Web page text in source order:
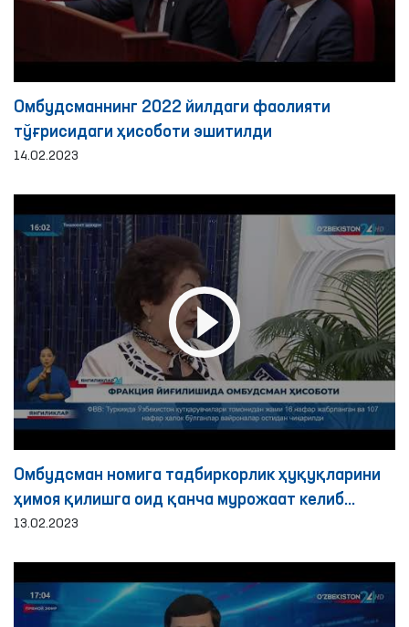
Омбудсманнинг 2022 йилдаги фаолияти
тўғрисидаги ҳисоботи эшитилди
14.02.2023
Омбудсман номига тадбиркорлик ҳуқуқларини
ҳимоя қилишга оид қанча мурожаат келиб
тушди?
13.02.2023